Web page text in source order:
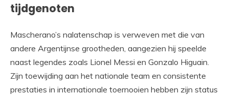
tijdgenoten
Mascherano’s nalatenschap is verweven met die van
andere Argentijnse grootheden, aangezien hij speelde
naast legendes zoals Lionel Messi en Gonzalo Higuain.
Zijn toewijding aan het nationale team en consistente
prestaties in internationale toernooien hebben zijn status